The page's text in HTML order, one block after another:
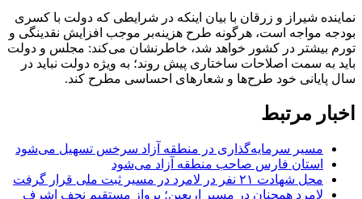
نماینده شیراز و زرقان با بیان اینکه در شرایطی که دولت با کسری
بودجه مواجه است، هرگونه طرح هزینه‌بر موجب افزایش نقدینگی و
تورم بیشتر در کشور خواهد شد، خاطرنشان می‌کند: مجلس و دولت
باید به سمت اصلاحات ساختاری پیش روند؛ به ویژه دولت نباید در
سال پایانی خود طرح‌ها و شعارهای احساسی مطرح کند.
اخبار مرتبط
مسیر سرمایه‌گذاری در منطقه آزاد سرخس تسهیل می‌شود
استان فارس صاحب منطقه آزاد می‌شود
محل شهادت ۲۱ نفر در لامرد در مسیر ثبت ملی قرار گرفت
لامرد همچنان در مسیر اربعین؛ پرواز مستقیم نجف اشرف